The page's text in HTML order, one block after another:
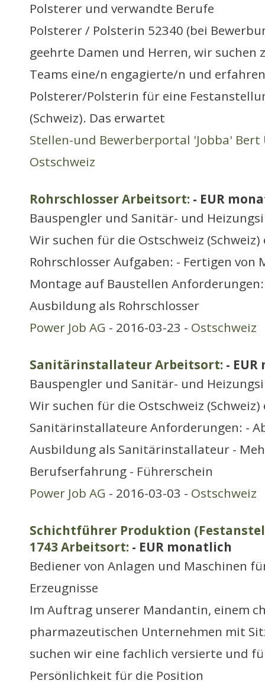
Polsterer und verwandte Berufe
Polsterer / Polsterin 52340 (bei
geehrte Damen und Herren, wir suchen
Teams eine/n engagierte/n und
Polsterer/Polsterin für eine
(Schweiz). Das erwartet
Stellen-und Bewerberportal 'Jobba' Bert
Ostschweiz
Rohrschlosser Arbeitsort: - EUR
Bauspengler und Sanitär- und
Wir suchen für die Ostschweiz
Rohrschlosser Aufgaben: - Fertigen
Montage auf Baustellen Anforderungen:
Ausbildung als Rohrschlosser
Power Job AG - 2016-03-23 - Ostschweiz
Sanitärinstallateur Arbeitsort: -
Bauspengler und Sanitär- und
Wir suchen für die Ostschweiz
Sanitärinstallateure Anforderungen: -
Ausbildung als Sanitärinstallateur -
Berufserfahrung - Führerschein
Power Job AG - 2016-03-03 - Ostschweiz
Schichtführer Produktion
1743 Arbeitsort: - EUR monatlich
Bediener von Anlagen und Maschinen
Erzeugnisse
Im Auftrag unserer Mandantin, einem
pharmazeutischen Unternehmen mit
suchen wir eine fachlich versierte und
Persönlichkeit für die Position